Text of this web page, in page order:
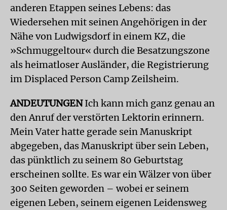
anderen Etappen seines Lebens: das
Wiedersehen mit seinen Angehörigen in der
Nähe von Ludwigsdorf in einem KZ, die
»Schmuggeltour« durch die Besatzungszone
als heimatloser Ausländer, die Registrierung
im Displaced Person Camp Zeilsheim.
ANDEUTUNGENIch kann mich ganz genau an
den Anruf der verstörten Lektorin erinnern.
Mein Vater hatte gerade sein Manuskript
abgegeben, das Manuskript über sein Leben,
das pünktlich zu seinem 80 Geburtstag
erscheinen sollte. Es war ein Wälzer von über
300 Seiten geworden – wobei er seinem
eigenen Leben, seinem eigenen Leidensweg